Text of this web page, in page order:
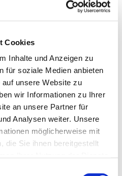
Cookies
Inhalte und Anzeigen zu
für soziale Medien anbieten
unsere Website zu
wir Informationen zu Ihrer
an unsere Partner für
Analysen weiter. Unsere
möglicherweise mit
die Sie ihnen bereitgestellt
2025, 15:15 -